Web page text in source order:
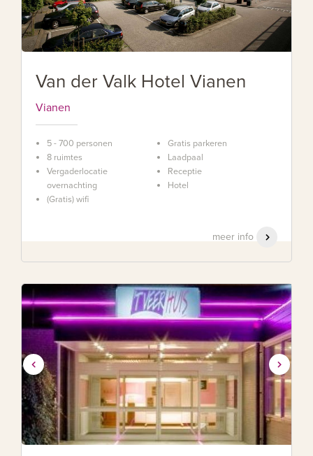
Van der Valk Hotel Vianen
Vianen
5 - 700 personen
8 ruimtes
Vergaderlocatie
overnachting
(Gratis) wifi
Gratis parkeren
Laadpaal
Receptie
Hotel
meer info